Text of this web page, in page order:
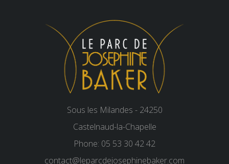
Sous les Milandes - 24250
Castelnaud-la-Chapelle
Phone: 05 53 30 42 42
contact@leparcdejosephinebaker.com